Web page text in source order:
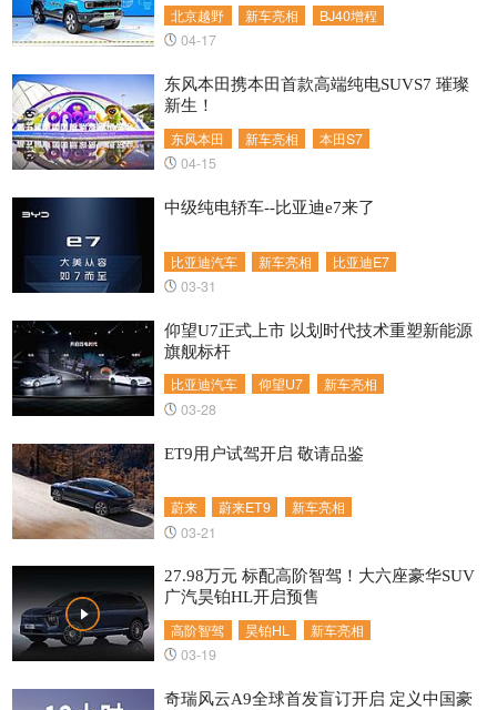
北京越野 新车亮相 BJ40增程
04-17
东风本田 新车亮相 本田S7
东风本田携本田首款高端纯电SUVS7 璀璨
新生！
04-15
比亚迪汽车 新车亮相 比亚迪E7
中级纯电轿车--比亚迪e7来了
03-31
比亚迪汽车 仰望U7 新车亮相
仰望U7正式上市 以划时代技术重塑新能源
旗舰标杆
03-28
蔚来 蔚来ET9 新车亮相
ET9用户试驾开启 敬请品鉴
03-21
高阶智驾 昊铂HL 新车亮相
27.98万元 标配高阶智驾！大六座豪华SUV
广汽昊铂HL开启预售
03-19
奇瑞风云A9全球首发盲订开启 定义中国豪